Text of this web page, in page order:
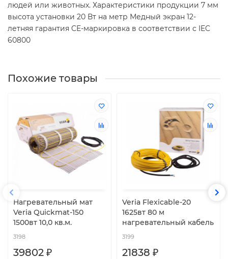
людей или животных. Характеристики продукции 7 мм
высота установки 20 Вт на метр Медный экран 12-
летняя гарантия CE-маркировка в соответствии с IEC
60800
Похожие товары
Нагревательный мат
Veria Quickmat-150
1500вт 10,0 кв.м.
3198
39802 ₽
Veria Flexicable-20
1625вт 80 м
нагревательный кабель
3199
21838 ₽